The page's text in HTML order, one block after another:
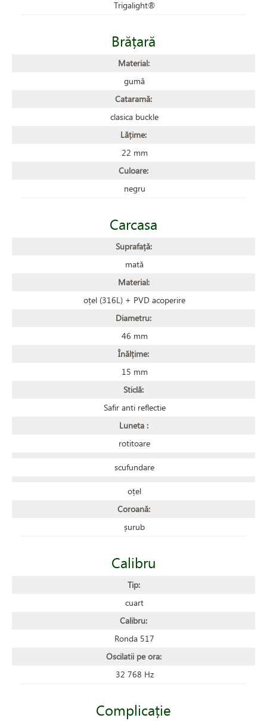
Trigalight®
Brățară
Material:
gumă
Cataramă:
clasica buckle
Lățime:
22 mm
Culoare:
negru
Carcasa
Suprafață:
mată
Material:
oțel (316L) + PVD acoperire
Diametru:
46 mm
Înălțime:
15 mm
Sticlă:
Safir anti reflectie
Luneta :
rotitoare
scufundare
oțel
Coroană:
șurub
Calibru
Tip:
cuart
Calibru:
Ronda 517
Oscilatii pe ora:
32 768 Hz
Complicație